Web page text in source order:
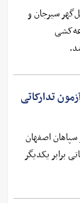
سیرجان و
تدارکاتی
اصفهان
برابر یکدیگر